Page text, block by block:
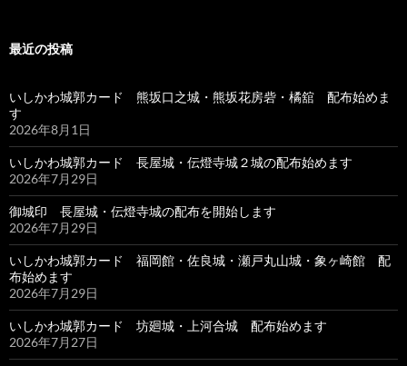
最近の投稿
いしかわ城郭カード 熊坂口之城・熊坂花房砦・橘舘 配布始めま
す
2026年8月1日
いしかわ城郭カード 長屋城・伝燈寺城２城の配布始めます
2026年7月29日
御城印 長屋城・伝燈寺城の配布を開始します
2026年7月29日
いしかわ城郭カード 福岡館・佐良城・瀬戸丸山城・象ヶ崎館 配
布始めます
2026年7月29日
いしかわ城郭カード 坊廻城・上河合城 配布始めます
2026年7月27日